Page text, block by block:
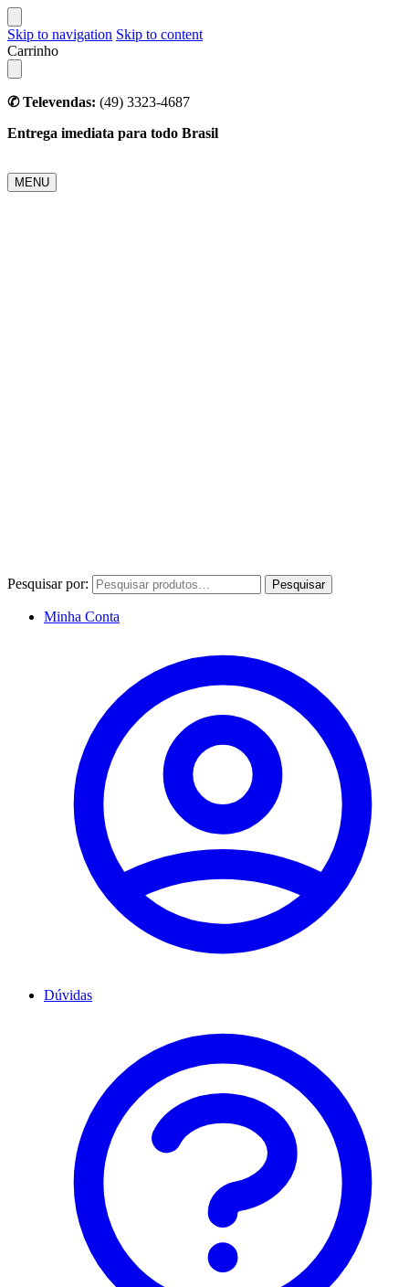
Skip to navigation Skip to content
Carrinho
✆ Televendas: (49) 3323-4687
Entrega imediata para todo Brasil
MENU
Pesquisar por: Pesquisar
Minha Conta
Dúvidas